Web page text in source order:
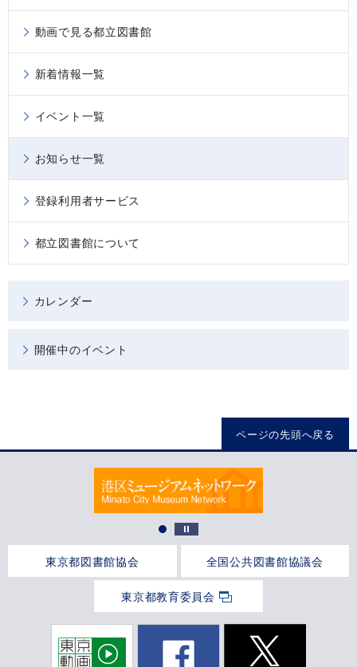
動画で見る都立図書館
新着情報一覧
イベント一覧
お知らせ一覧
登録利用者サービス
都立図書館について
カレンダー
開催中のイベント
ページの先頭へ戻る
東京都図書館協会 全国公共図書館協議会
東京都教育委員会